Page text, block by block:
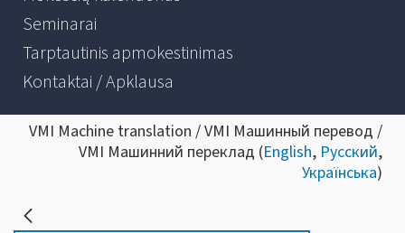
Seminarai
Tarptautinis apmokestinimas
Kontaktai / Apklausa
VMI Machine translation / VMI Машинный перевод /
VMI Машинний переклад (English, Русский,
Українська)